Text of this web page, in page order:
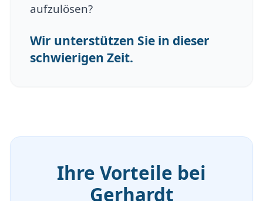
aufzulösen?
Wir unterstützen Sie in dieser
schwierigen Zeit.
Ihre Vorteile bei
Gerhardt